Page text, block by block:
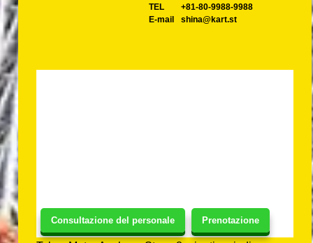
Consultazione del personale Prenotazione
TEL
+81-80-9988-9988
E-mail
shina@kart.st